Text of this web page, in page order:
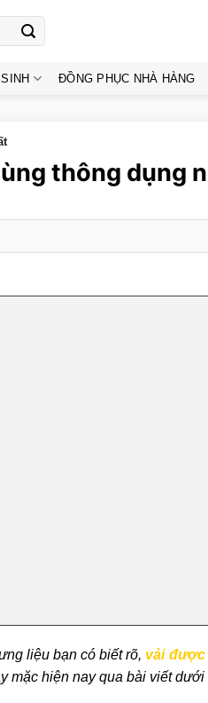
ĐỒNG PHỤC NHÀ HÀNG
thông dụng
liệu bạn có biết rõ, vải được
mặc hiện nay qua bài viết dưới